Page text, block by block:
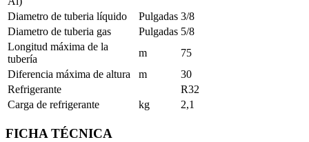
Diametro de tuberia líquido
Pulgadas 3/8
Diametro de tuberia gas
Pulgadas 5/8
Longitud máxima de la
tubería
m
75
Diferencia máxima de altura
m
30
Refrigerante
R32
Carga de refrigerante
kg 2,1
FICHA TÉCNICA